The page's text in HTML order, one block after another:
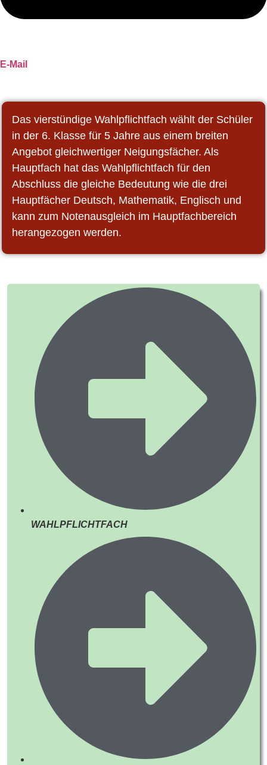
E-Mail
Das vierstündige Wahlpflichtfach wählt der Schüler
in der 6. Klasse für 5 Jahre aus einem breiten
Angebot gleichwertiger Neigungsfächer. Als
Hauptfach hat das Wahlpflichtfach für den
Abschluss die gleiche Bedeutung wie die drei
Hauptfächer Deutsch, Mathematik, Englisch und
kann zum Notenausgleich im Hauptfachbereich
herangezogen werden.
WAHLPFLICHTFACH